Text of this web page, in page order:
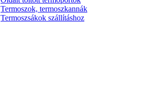
Termoszok, termoszkannák
Termoszsákok szállításhoz